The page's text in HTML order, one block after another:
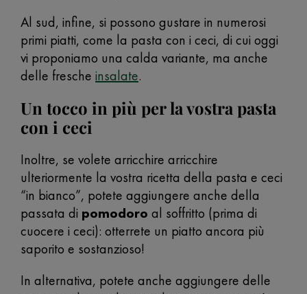
Al sud, infine, si possono gustare in numerosi
primi piatti, come la pasta con i ceci, di cui oggi
vi proponiamo una calda variante, ma anche
delle fresche insalate.
Un tocco in più per la vostra pasta
con i ceci
Inoltre, se volete arricchire arricchire
ulteriormente la vostra ricetta della pasta e ceci
“in bianco”, potete aggiungere anche della
passata di pomodoro al soffritto (prima di
cuocere i ceci): otterrete un piatto ancora più
saporito e sostanzioso!
In alternativa, potete anche aggiungere delle